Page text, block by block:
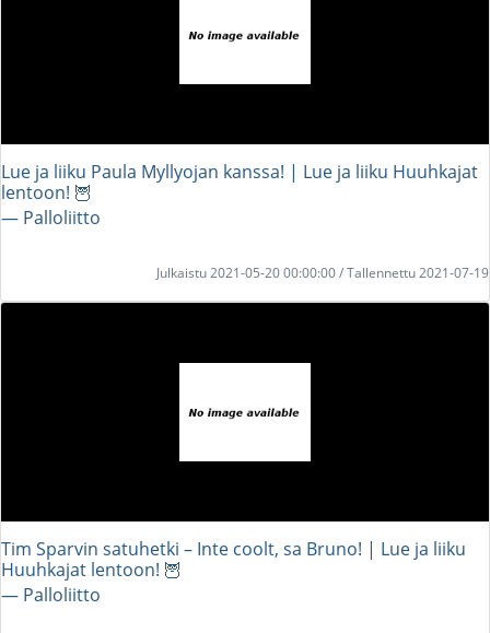
Lue ja liiku Paula Myllyojan kanssa! | Lue ja liiku Huuhkajat
lentoon! 🦉
― Palloliitto
Julkaistu 2021-05-20 00:00:00 / Tallennettu 2021-07-19
Tim Sparvin satuhetki – Inte coolt, sa Bruno! | Lue ja liiku
Huuhkajat lentoon! 🦉
― Palloliitto